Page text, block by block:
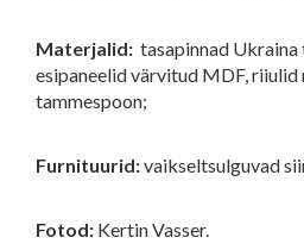
Materjalid: tasapinnad
esipaneelid värvitud MDF, riiulid
tammespoon;
Furnituurid:vaikseltsulguvad
Fotod: Kertin Vasser.